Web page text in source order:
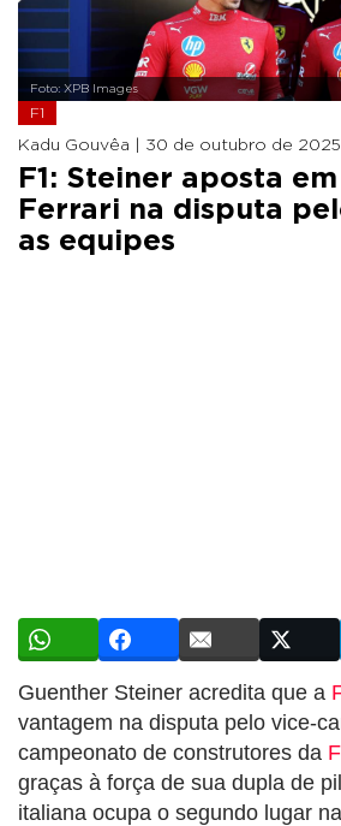
Foto: XPB Images
F1
Kadu Gouvêa | 30 de outubro de
F1: Steiner aposta
Ferrari na disputa
as equipes
Guenther Steiner acredita que a
vantagem na disputa pelo vice-
campeonato de construtores da
graças à força de sua dupla de
italiana ocupa o segundo lugar